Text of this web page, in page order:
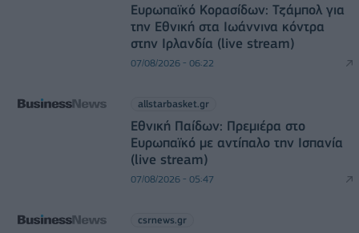
Ευρωπαϊκό Κορασίδων: Τζάμπολ για
την Εθνική στα Ιωάννινα κόντρα
στην Ιρλανδία (live stream)
07/08/2026 - 06:22
allstarbasket.gr
Εθνική Παίδων: Πρεμιέρα στο
Ευρωπαϊκό με αντίπαλο την Ισπανία
(live stream)
07/08/2026 - 05:47
csrnews.gr